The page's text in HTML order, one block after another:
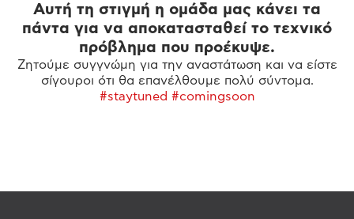
Αυτή τη στιγμή η ομάδα μας κάνει τα
πάντα για να αποκατασταθεί το τεχνικό
πρόβλημα που προέκυψε.
Ζητούμε συγγνώμη για την αναστάτωση και να είστε
σίγουροι ότι θα επανέλθουμε πολύ σύντομα.
#staytuned #comingsoon